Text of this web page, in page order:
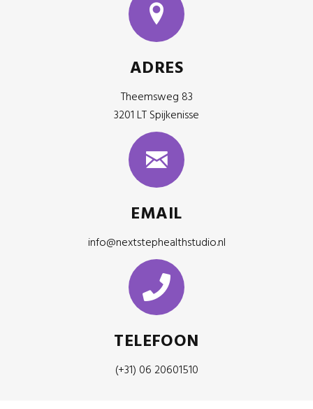
ADRES
Theemsweg 83
3201 LT Spijkenisse
EMAIL
info@nextstephealthstudio.nl
TELEFOON
(+31) 06 20601510